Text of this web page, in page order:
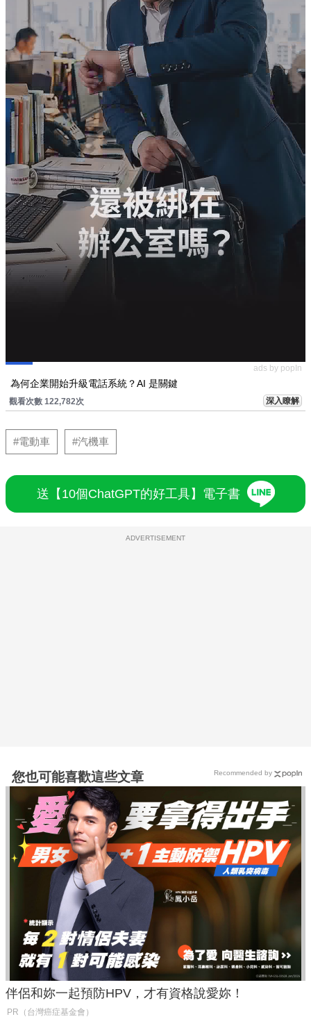
ads by popIn
為何企業開始升級電話系統？AI 是關鍵
觀看次數 122,782次 深入瞭解
#電動車 #汽機車
送【10個ChatGPT的好工具】電子書
ADVERTISEMENT
您也可能喜歡這些文章
伴侶和妳一起預防HPV，才有資格說愛妳！
PR（台灣癌症基金會）
Recommended by